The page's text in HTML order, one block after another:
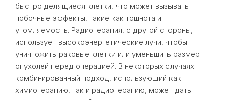
быстро делящиеся клетки, что может вызывать
побочные эффекты, такие как тошнота и
утомляемость. Радиотерапия, с другой стороны,
использует высокоэнергетические лучи, чтобы
уничтожить раковые клетки или уменьшить размер
опухолей перед операцией. В некоторых случаях
комбинированный подход, использующий как
химиотерапию, так и радиотерапию, может дать